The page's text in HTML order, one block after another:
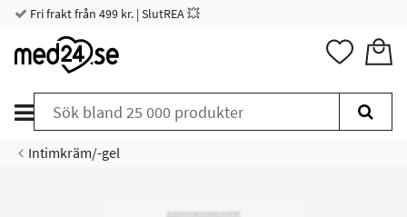
Fri frakt från 499 kr. | SlutREA 💥
Intimkräm/-gel